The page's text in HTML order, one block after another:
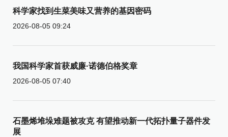
科学家找到生菜美味又营养的基因密码
2026-08-05 09:24
我国科学家首获威廉·诺德伯格奖章
2026-08-05 07:40
石墨烯堆垛难题被攻克 有望推动新一代拓扑量子器件发
展